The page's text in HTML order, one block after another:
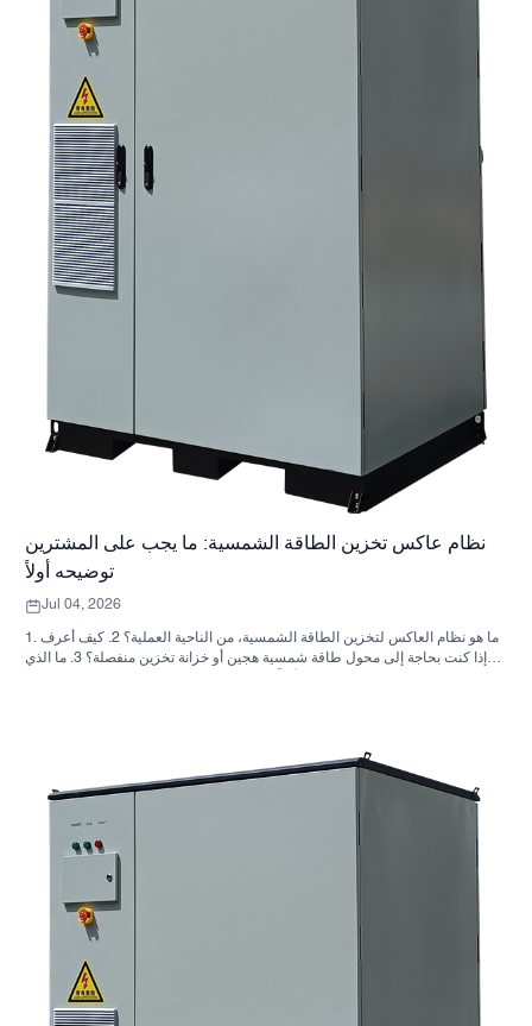
نظام عاكس تخزين الطاقة الشمسية: ما يجب على المشترين
توضيحه أولاً
Jul 04, 2026
1. ما هو نظام العاكس لتخزين الطاقة الشمسية، من الناحية العملية؟ 2. كيف أعرف
ما إذا كنت بحاجة إلى محول طاقة شمسية هجين أو خزانة تخزين منفصلة؟ 3. ما الذي